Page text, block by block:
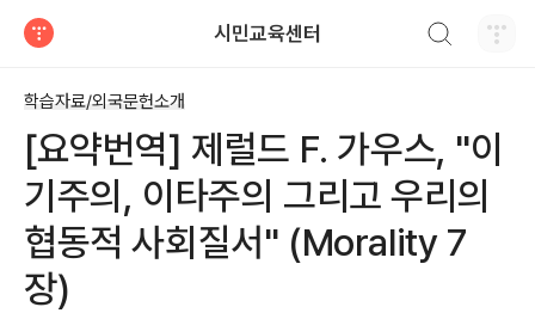
시민교육센터
학습자료/외국문헌소개
[요약번역] 제럴드 F. 가우스, "이
기주의, 이타주의 그리고 우리의
협동적 사회질서" (Morality 7
장)